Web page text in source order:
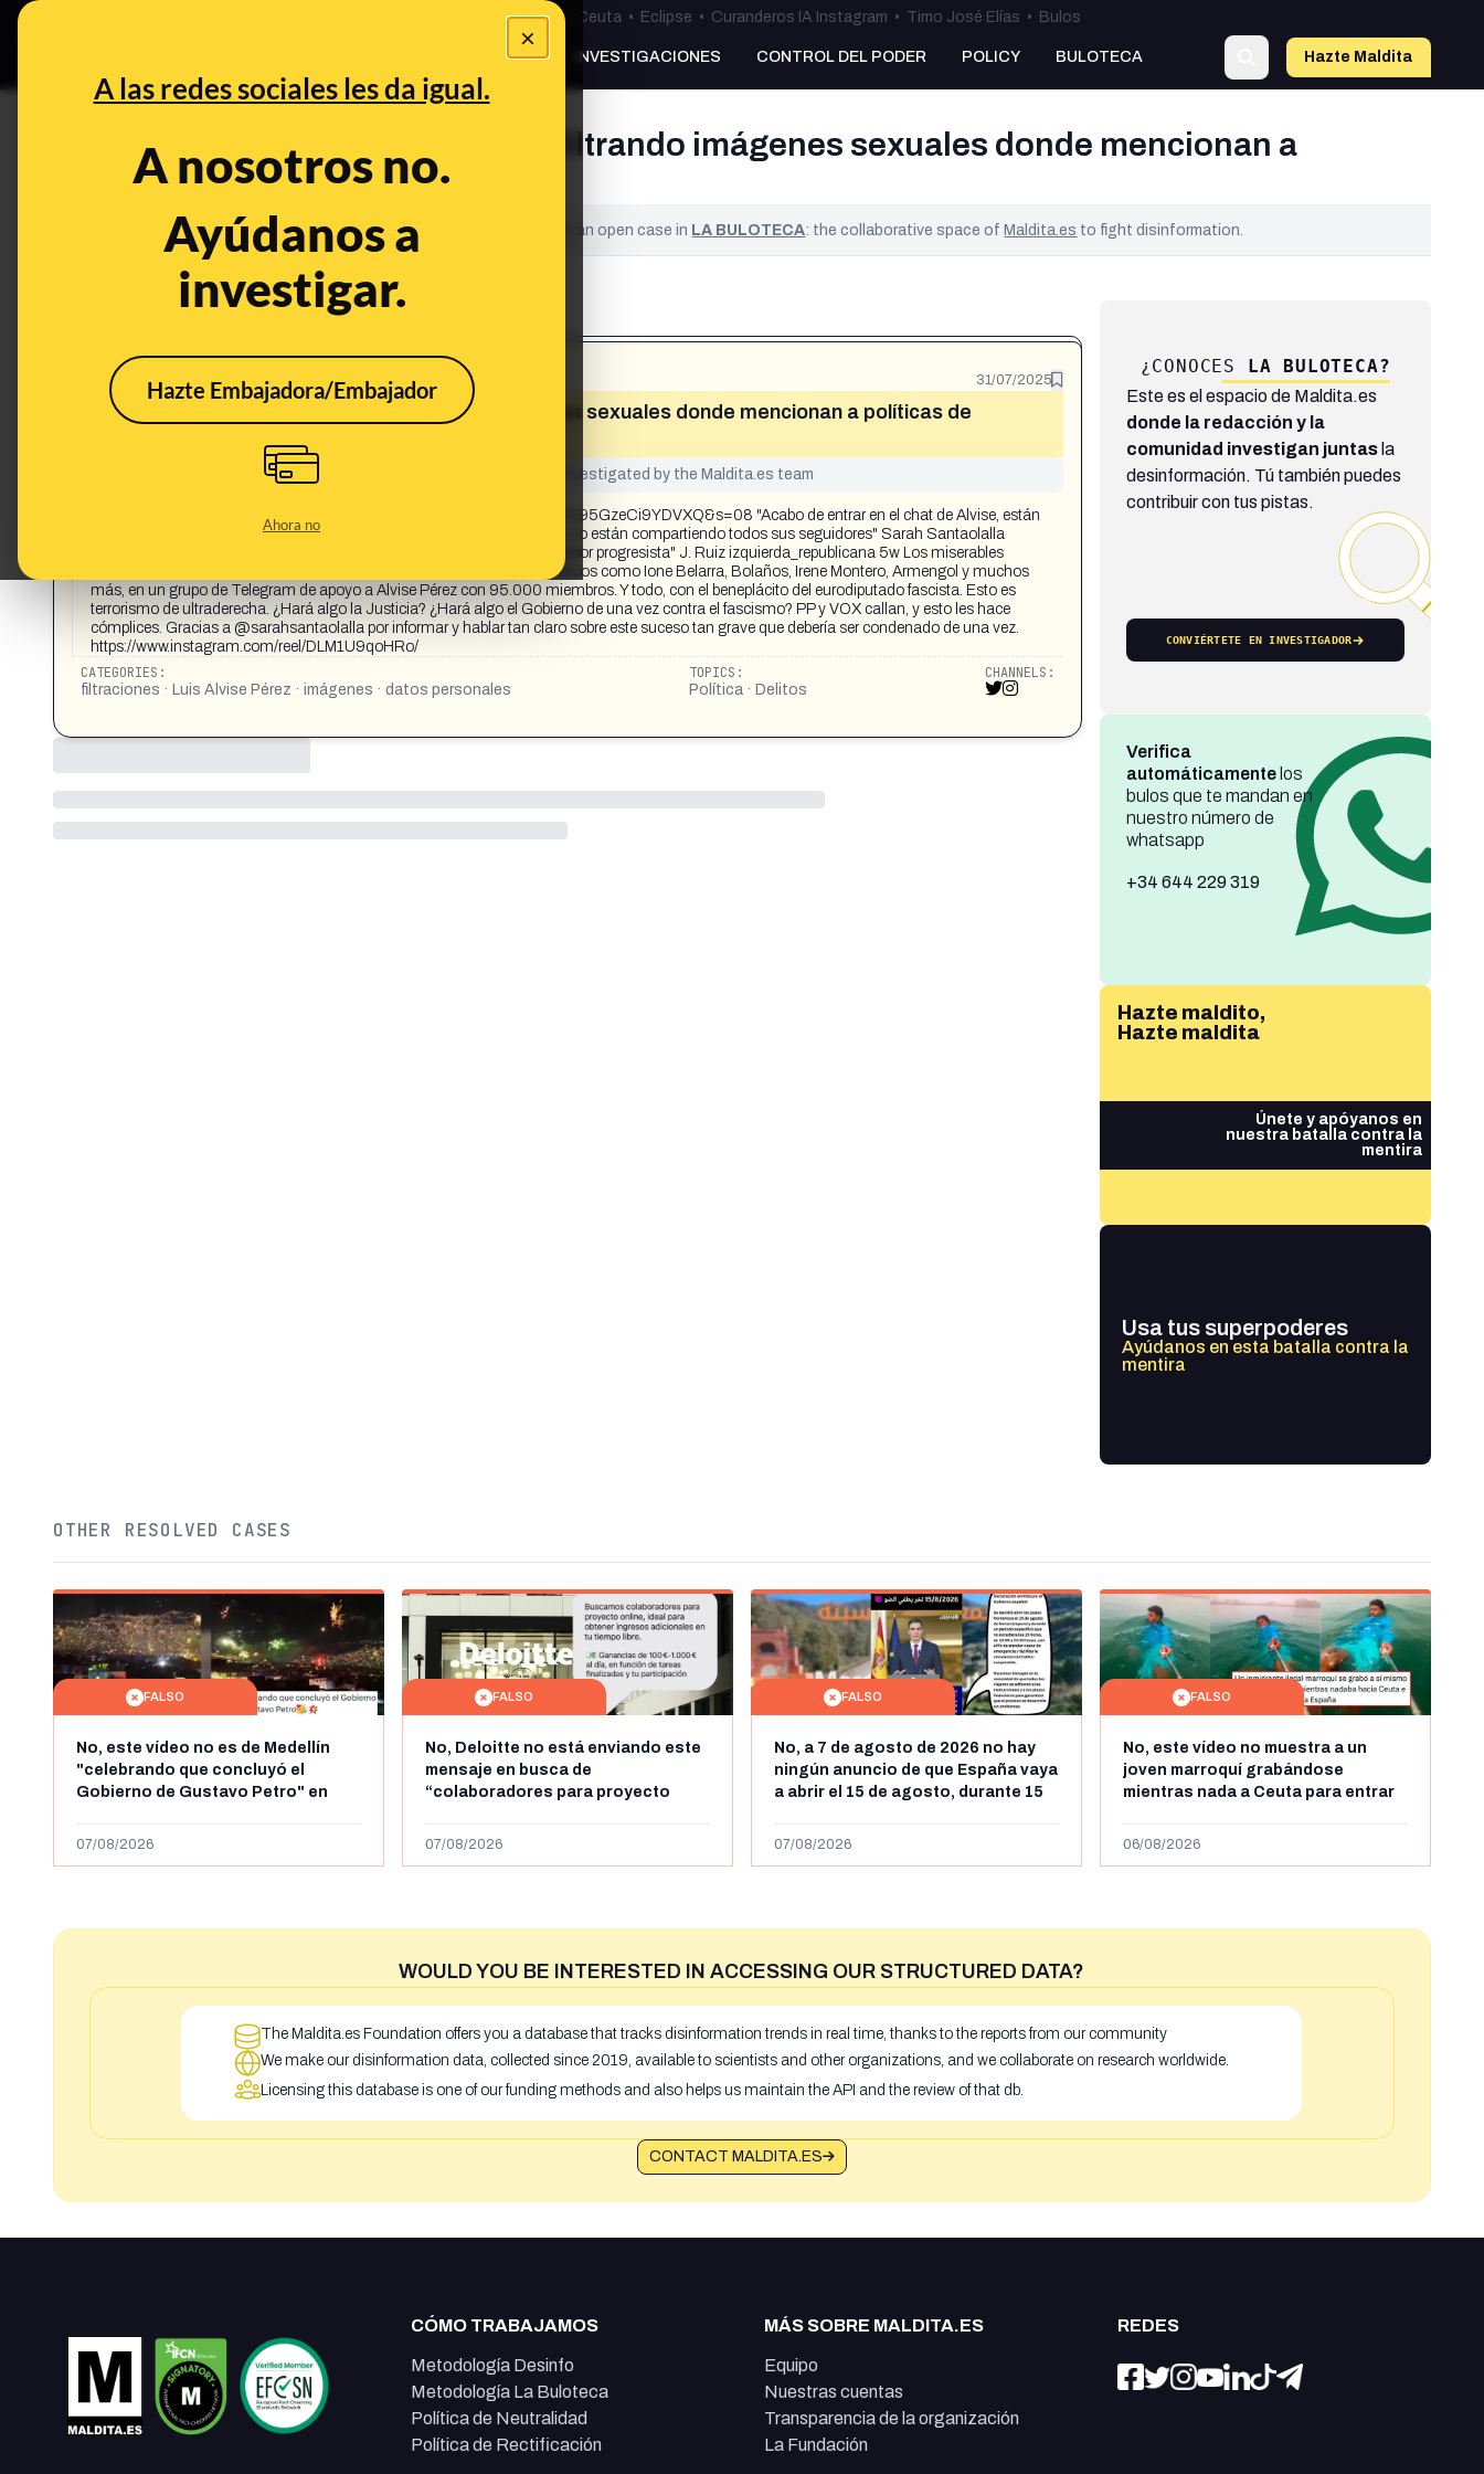
×
A las redes sociales les da igual.
A nosotros no.
Ayúdanos a
investigar.
Hazte Embajadora/Embajador
Ahora no
Especial Ceuta•Bulos Ceuta • Eclipse • Curanderos IA Instagram • Timo José Elías • Bulos
PREBUNKING INVESTIGACIONES CONTROL DEL PODER POLICY BULOTECA Hazte Maldita
¿Los seguidores de Alvise están filtrando imágenes sexuales donde mencionan a
políticas de izquierdas?
This content has NOT yet been verified. It is an open case in LA BULOTECA: the collaborative space ofMaldita.es to fight disinformation.
What's being said: 31/07/2025
«Los seguidores de Alvise están filtrando imágenes sexuales donde mencionan a políticas de
This content has not yet been investigated by the Maldita.es team
https://x.com/ferna1_diez/status/1950621008127299811?t=b7scM30r195GzeCi9YDVXQ&s=08 "Acabo de entrar en el chat de Alvise, están
filtrando imágenes sexuales donde mencionan a políticas de izquierdas, lo están compartiendo todos sus seguidores" Sarah Santaolalla
"Hecho con IA... Son de ultra derecha violentando a todo el que tenga sabor progresista" J. Ruiz izquierda_republicana 5w Los miserables
seguidores ultraderechistas de Alvise Pérez están filtrando datos de políticos como Ione Belarra, Bolaños, Irene Montero, Armengol y muchos
más, en un grupo de Telegram de apoyo a Alvise Pérez con 95.000 miembros. Y todo, con el beneplácito del eurodiputado fascista. Esto es
terrorismo de ultraderecha. ¿Hará algo la Justicia? ¿Hará algo el Gobierno de una vez contra el fascismo? PP y VOX callan, y esto les hace
cómplices. Gracias a @sarahsantaolalla por informar y hablar tan claro sobre este suceso tan grave que debería ser condenado de una vez.
https://www.instagram.com/reel/DLM1U9qoHRo/
CATEGORIES:
filtraciones · Luis Alvise Pérez · imágenes · datos personales
TOPICS:
Política · Delitos
CHANNELS:
¿CONOCES LA BULOTECA?
Este es el espacio de Maldita.es
donde la redacción y la
comunidad investigan juntasla
desinformación. Tú también puedes
contribuir con tus pistas.
CONVIÉRTETE EN INVESTIGADOR
Verifica
automáticamentelos
bulos que te mandan en
nuestro número de
whatsapp
+34 644 229 319
Hazte maldito,
Hazte maldita
Únete y apóyanos en
nuestra batalla contra la
mentira
Usa tus superpoderes
Ayúdanos en esta batalla contra la
mentira
OTHER RESOLVED CASES
FALSO
No, este vídeo no es de Medellín
"celebrando que concluyó el
Gobierno de Gustavo Petro" en
de 2024
07/08/2026
FALSO
No, Deloitte no está enviando este
mensaje en busca de
“colaboradores para proyecto
1.000 euros al día: es un timo
07/08/2026
FALSO
No, a 7 de agosto de 2026 no hay
ningún anuncio de que España vaya
a abrir el 15 de agosto, durante 15
y Ceuta
07/08/2026
FALSO
No, este vídeo no muestra a un
joven marroquí grabándose
mientras nada a Ceuta para entrar
más de 450km de Ceuta y el autor lo
06/08/2026
WOULD YOU BE INTERESTED IN ACCESSING OUR STRUCTURED DATA?
The Maldita.es Foundation offers you a database that tracks disinformation trends in real time, thanks to the reports from our community
We make our disinformation data, collected since 2019, available to scientists and other organizations, and we collaborate on research worldwide.
Licensing this database is one of our funding methods and also helps us maintain the API and the review of that db.
CONTACT MALDITA.ES
CÓMO TRABAJAMOS
Metodología Desinfo
Metodología La Buloteca
Política de Neutralidad
Política de Rectificación
MÁS SOBRE MALDITA.ES
Equipo
Nuestras cuentas
Transparencia de la organización
La Fundación
REDES